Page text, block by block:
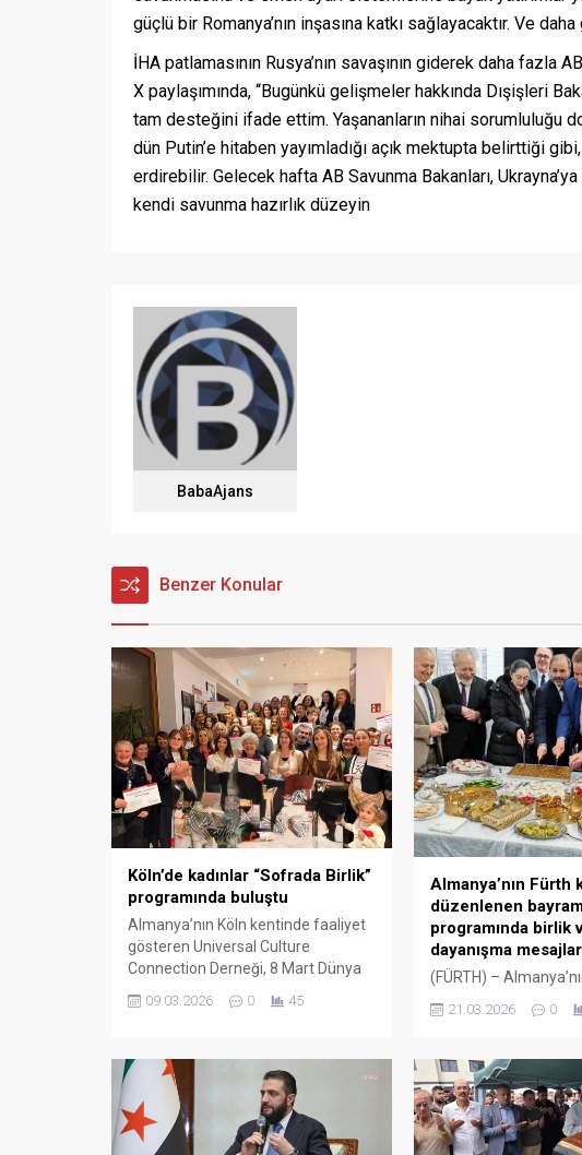
güçlü bir Romanya’nın inşasına katkı sağlayacaktır. Ve
İHA patlamasının Rusya’nın savaşının giderek daha fazla
X paylaşımında, “Bugünkü gelişmeler hakkında Dışişleri
tam desteğini ifade ettim. Yaşananların nihai sorumluluğu
dün Putin’e hitaben yayımladığı açık mektupta belirttiği
erdirebilir. Gelecek hafta AB Savunma Bakanları,
kendi savunma hazırlık düzeyin
BabaAjans
Benzer Konular
Köln’de kadınlar “Sofrada Birlik”
programında buluştu
Almanya’nın Köln kentinde faaliyet
gösteren Universal Culture
Connection Derneği, 8 Mart Dünya
Birlik (Together at SOFRA)” iftar
milletlerden kadınlar dayanışma ve
kültürel paylaşımı deneyimledi.
Universal Culture Connection
Derneği’nin düzenlediği “Sofrada
Birlik” temalı iftar programına,
09.03.2026 0 45
Almanya’nın Fürth
düzenlenen
programında birlik
dayanışma
(FÜRTH) –
Ramazan Bayramı
Baklava ve Türk
edildiği programda,
dayanışma mesajları
Bayramlaşma
21.03.2026 0